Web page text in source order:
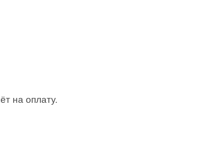
на оплату.